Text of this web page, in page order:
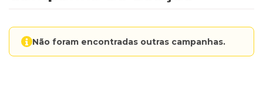
Não foram encontradas outras campanhas.